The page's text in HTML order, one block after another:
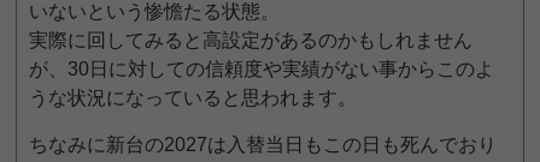
いないという惨憺たる状態。
実際に回してみると高設定があるのかもしれません
が、30日に対しての信頼度や実績がない事からこのよ
うな状況になっていると思われます。
ちなみに新台の2027は入替当日もこの日も死んでおり